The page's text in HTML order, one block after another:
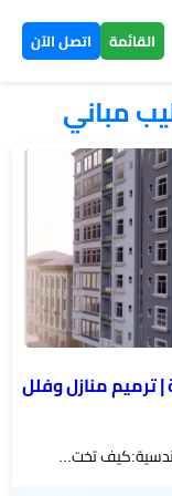
القائمة اتصل الآن
مباني
منازل وفلل
تخت...